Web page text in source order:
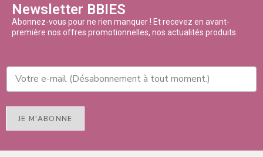
Newsletter BBIES
Abonnez-vous pour ne rien manquer ! Et recevez en avant-
première nos offres promotionnelles, nos actualités produits.
JE M'ABONNE